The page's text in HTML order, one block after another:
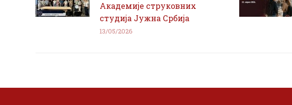
Академије струковних
студија Јужна Србија
13/05/2026